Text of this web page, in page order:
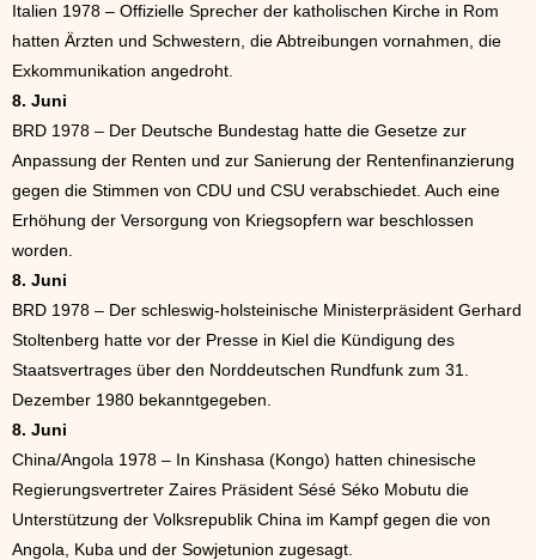
Italien 1978 – Offizielle Sprecher der katholischen Kirche in Rom
hatten Ärzten und Schwestern, die Abtreibungen vornahmen, die
Exkommunikation angedroht.
8. Juni
BRD 1978 – Der Deutsche Bundestag hatte die Gesetze zur
Anpassung der Renten und zur Sanierung der Rentenfinanzierung
gegen die Stimmen von CDU und CSU verabschiedet. Auch eine
Erhöhung der Versorgung von Kriegsopfern war beschlossen
worden.
8. Juni
BRD 1978 – Der schleswig-holsteinische Ministerpräsident Gerhard
Stoltenberg hatte vor der Presse in Kiel die Kündigung des
Staatsvertrages über den Norddeutschen Rundfunk zum 31.
Dezember 1980 bekanntgegeben.
8. Juni
China/Angola 1978 – In Kinshasa (Kongo) hatten chinesische
Regierungsvertreter Zaires Präsident Sésé Séko Mobutu die
Unterstützung der Volksrepublik China im Kampf gegen die von
Angola, Kuba und der Sowjetunion zugesagt.